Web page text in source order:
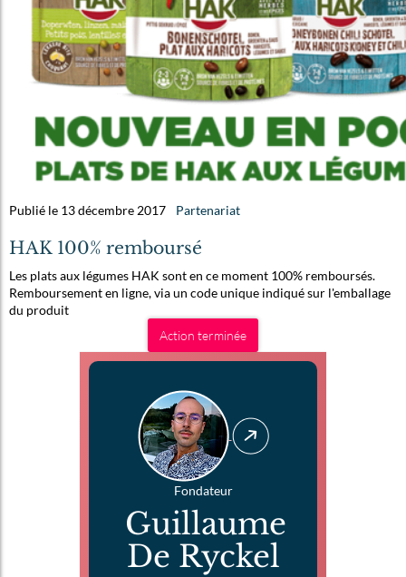
Publié le 13 décembre 2017 Partenariat
HAK 100% remboursé
Les plats aux légumes HAK sont en ce moment 100% remboursés.
Remboursement en ligne, via un code unique indiqué sur l'emballage
du produit
Action terminée
Fondateur
Guillaume
De Ryckel